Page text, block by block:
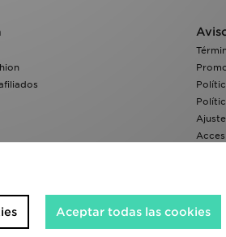
Aceptar todas las cookies